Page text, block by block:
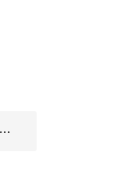
DGS楽曲サブスク解禁！ Apple Music、Spotify、Amazon Music 他にて配信開始【神谷浩史・小野大輔のDear Girl〜Stories〜】